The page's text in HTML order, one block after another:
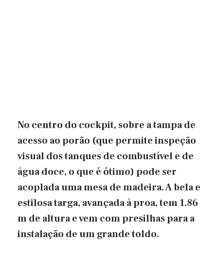
No centro do cockpit, sobre a tampa de
acesso ao porão (que permite inspeção
visual dos tanques de combustível e de
água doce, o que é ótimo) pode ser
acoplada uma mesa de madeira. A bela e
estilosa targa, avançada à proa, tem 1.86
m de altura e vem com presilhas para a
instalação de um grande toldo.